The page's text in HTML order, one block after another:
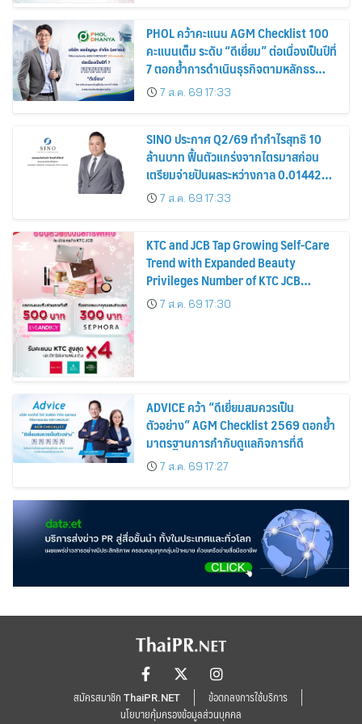
PHOL คว้าคะแนน AGM Checklist 100
คะแนนเต็ม ระดับ “ดีเยี่ยม” ต่อเนื่องเป็นปีที่
7 ตอกย้ำการดำเนินธุรกิจตามหลักธร
รมาภิบาล โปร่งใส สร้างความเชื่อมั่นผู้ถือ
หุ้น
7 ส.ค. 69 17:33
SINO ประกาศ Q2/69 ทำกำไรสุทธิ 10
ล้านบาท ฟื้นตัวแกร่งจากไตรมาสก่อน
เตรียมจ่ายปันผลระหว่างกาล 0.014423
บาทต่อหุ้น ครึ่งปีหลังมุ่งเติบโตต่อเนื่อง
7 ส.ค. 69 17:33
KTC and JCB Tap Growing Self-Care
Trend with Expanded Beauty
Privileges Number of KTC JCB
Cardmembers Spending on
Cosmetics Rises 26%
7 ส.ค. 69 17:30
ADVICE คว้า “ดีเยี่ยมสมควรเป็น
ตัวอย่าง” AGM Checklist 2569 ตอกย้ำ
มาตรฐานการกำกับดูแลกิจการที่ดี
7 ส.ค. 69 17:27
สมัครสมาชิก ThaiPR.NET
ข้อตกลงการใช้บริการ
นโยบายคุ้มครองข้อมูลส่วนบุคคล